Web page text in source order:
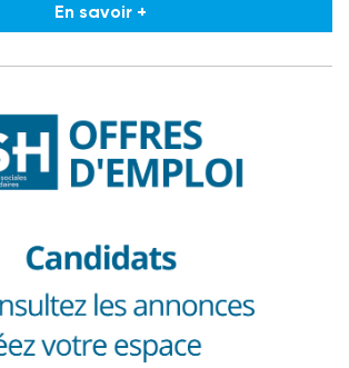
En savoir +